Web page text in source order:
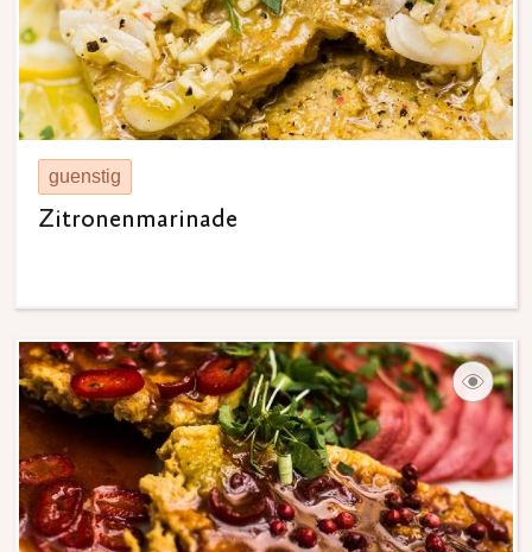
guenstig
Zitronenmarinade